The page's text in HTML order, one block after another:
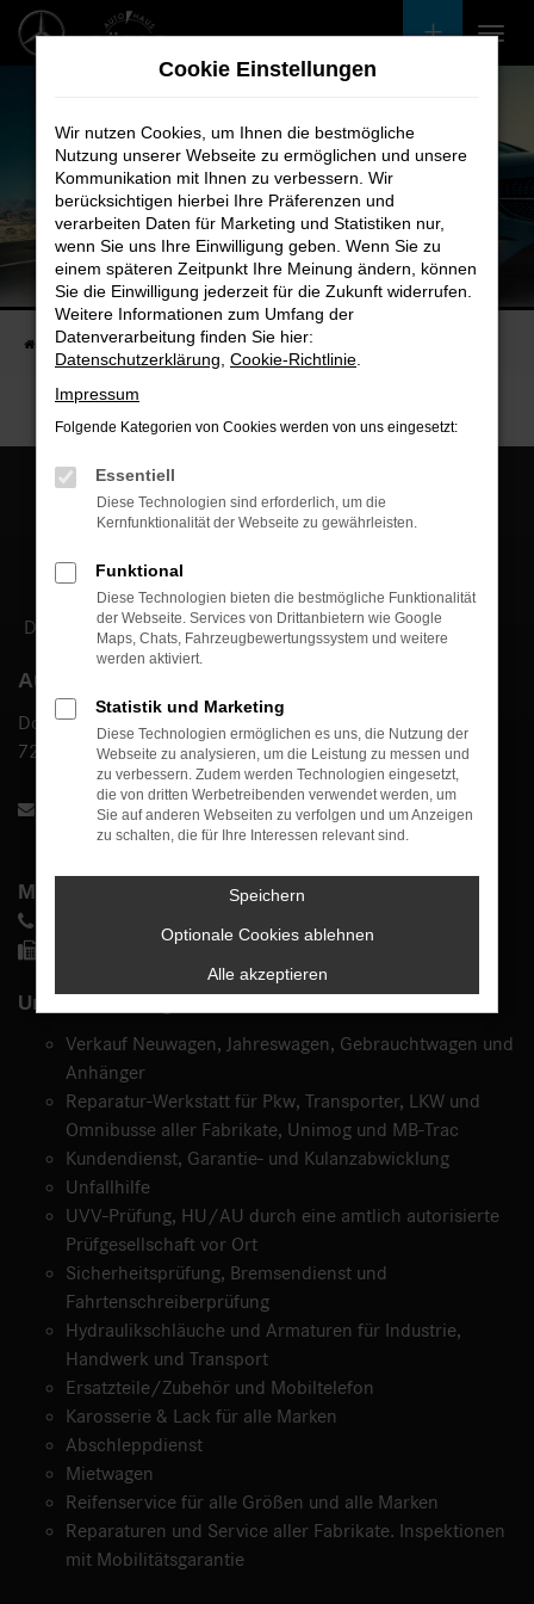
Zum
Unsere Fahrzeugangebote
Bei uns finden Sie bestimmt Ihren Nächsten
Startseite Fahrzeugangebote Bestandsfahrzeuge
DAS BESTE ODER NICHTS.
Autohaus Bühle GmbH
Dottinger Straße 81
72525 Münsingen
info@autohaus-buehle.de
Mercedes-Benz
Unsere Leistungen:
Verkauf Neuwagen, Jahreswagen, Gebrauchtwagen und
Anhänger
Reparatur-Werkstatt für Pkw, Transporter, LKW und
Omnibusse aller Fabrikate, Unimog und MB-Trac
Kundendienst, Garantie- und Kulanzabwicklung
Unfallhilfe
UVV-Prüfung, HU/AU durch eine amtlich autorisierte
Prüfgesellschaft vor Ort
Sicherheitsprüfung, Bremsendienst und
Fahrtenschreiberprüfung
Hydraulikschläuche und Armaturen für Industrie,
Handwerk und Transport
Ersatzteile/Zubehör und Mobiltelefon
Karosserie & Lack für alle Marken
Abschleppdienst
Mietwagen
Reifenservice für alle Größen und alle Marken
Reparaturen und Service aller Fabrikate. Inspektionen
mit Mobilitätsgarantie
Cookie Einstellungen
Wir nutzen Cookies, um Ihnen die bestmögliche
Nutzung unserer Webseite zu ermöglichen und unsere
Kommunikation mit Ihnen zu verbessern. Wir
berücksichtigen hierbei Ihre Präferenzen und
verarbeiten Daten für Marketing und Statistiken nur,
wenn Sie uns Ihre Einwilligung geben. Wenn Sie zu
einem späteren Zeitpunkt Ihre Meinung ändern, können
Sie die Einwilligung jederzeit für die Zukunft widerrufen.
Weitere Informationen zum Umfang der
Datenverarbeitung finden Sie hier:
Datenschutzerklärung Cookie-Richtlinie
Impressum
Folgende Kategorien von Cookies werden von uns eingesetzt:
Essentiell
Diese Technologien sind erforderlich, um die
Kernfunktionalität der Webseite zu gewährleisten.
Funktional
Diese Technologien bieten die bestmögliche Funktionalität
der Webseite. Services von Drittanbietern wie Google
Maps, Chats, Fahrzeugbewertungssystem und weitere
werden aktiviert.
Statistik und Marketing
Diese Technologien ermöglichen es uns, die Nutzung der
Webseite zu analysieren, um die Leistung zu messen und
zu verbessern. Zudem werden Technologien eingesetzt,
die von dritten Werbetreibenden verwendet werden, um
Sie auf anderen Webseiten zu verfolgen und um Anzeigen
zu schalten, die für Ihre Interessen relevant sind.
Speichern
Optionale Cookies ablehnen
Alle akzeptieren